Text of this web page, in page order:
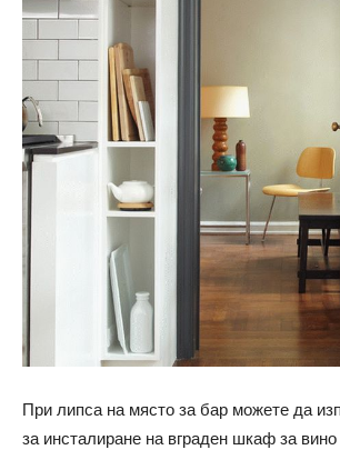
При липса на място за бар можете да
за инсталиране на вграден шкаф за